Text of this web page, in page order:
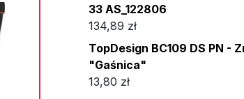
33 AS_122806
134,89 zł
TopDesign BC109 DS PN -
"Gaśnica"
13,80 zł